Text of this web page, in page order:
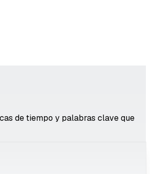
de tiempo y palabras clave que